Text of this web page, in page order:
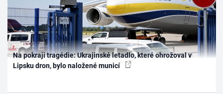
Na pokraji tragédie: Ukrajinské letadlo, které ohrožoval v
Lipsku dron, bylo naložené municí